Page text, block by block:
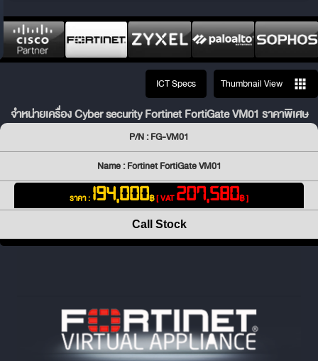
ICT Specs Thumbnail View
จำหน่ายเครื่อง Cyber security Fortinet FortiGate VM01 ราคาพิเศษ
P/N : FG-VM01
Name : Fortinet FortiGate VM01
ราคา : 194,000฿[ VAT207,580฿ ]
Call Stock